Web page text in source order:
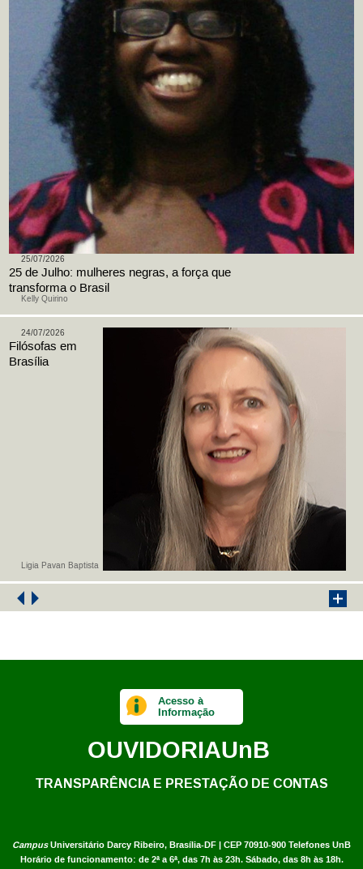
Kelly Quirino
25/07/2026
25 de Julho: mulheres negras, a força que
transforma o Brasil
Ligia Pavan Baptista
24/07/2026
Filósofas em
Brasília
CampusUniversitário Darcy Ribeiro, Brasília-DF | CEP 70910-900 Telefones UnB
Horário de funcionamento: de 2ª a 6ª, das 7h às 23h. Sábado, das 8h às 18h.
Acesso à
Informação
OUVIDORIAUnB
TRANSPARÊNCIA E PRESTAÇÃO DE CONTAS